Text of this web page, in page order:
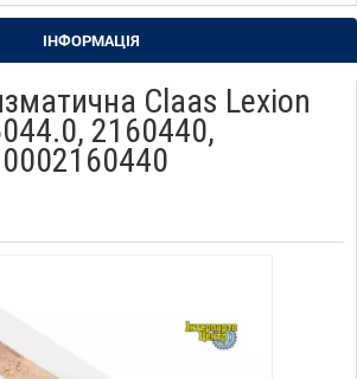
ІНФОРМАЦІЯ
Claas Lexion
2160440,